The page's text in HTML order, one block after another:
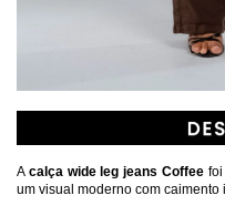
A calça wide leg jeans Coffee
um visual moderno com caimento